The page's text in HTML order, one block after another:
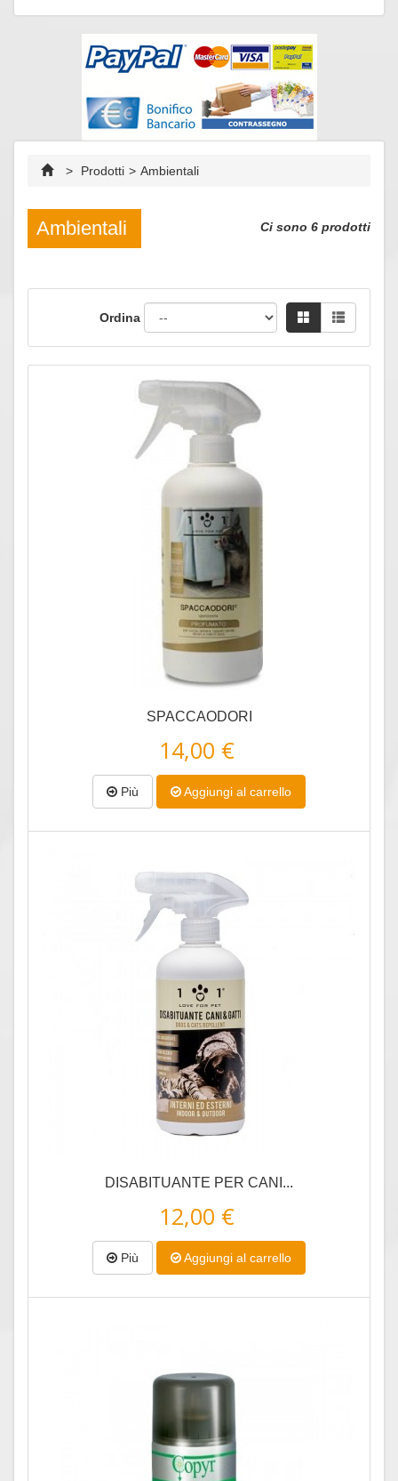
> Prodotti > Ambientali
Ambientali Ci sono 6 prodotti
Ordina
SPACCAODORI
14,00 €
Più Aggiungi al carrello
Anteprima
DISABITUANTE PER CANI...
12,00 €
Più Aggiungi al carrello
Anteprima